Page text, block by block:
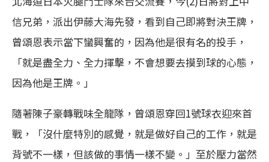
信兄弟，派出伊藤大海先發，看到自己即將對決王牌，
曾頌恩表示當下蠻興奮的，因為他是很有名的投手，
「就是盡全力、全力揮擊，不會想要去摸到球的心態，
因為他是王牌。」
隨著陳子豪轉戰味全龍隊，曾頌恩穿回1號球衣迎來首
戰，「沒什麼特別的感覺，就是做好自己的工作，就是
背號不一樣，但該做的事情一樣不變。」至於壓力當然